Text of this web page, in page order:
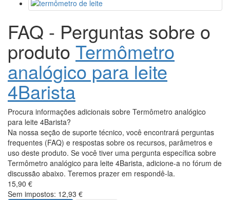
FAQ - Perguntas sobre o
produto Termômetro
analógico para leite
4Barista
Procura informações adicionais sobre Termômetro analógico
para leite 4Barista?
Na nossa seção de suporte técnico, você encontrará perguntas
frequentes (FAQ) e respostas sobre os recursos, parâmetros e
uso deste produto. Se você tiver uma pergunta específica sobre
Termômetro analógico para leite 4Barista, adicione-a no fórum de
discussão abaixo. Teremos prazer em respondê-la.
15,90 €
Sem impostos: 12,93 €